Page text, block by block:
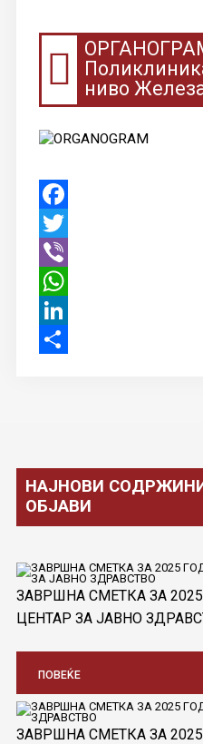
ниво
Facebook
Twitter
Viber
WhatsApp
LinkedIn
НАЈНОВИ
ОБЈАВИ
ЗАВРШНА СМЕТКА ЗА
ЦЕНТАР ЗА ЈАВНО
ПОВЕЌЕ
ЗАВРШНА СМЕТКА ЗА